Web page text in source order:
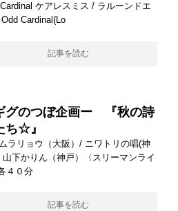
ケアレスミス / ラルーンドエ
Cardinal(Lo
記事を読む
グのつぼ企画ー 『秋の詩
ち☆』
ラリョウ（大阪）/ ニワトリの唱(神
山下かりん（神戸）〈スリーマンライ
４０分
記事を読む